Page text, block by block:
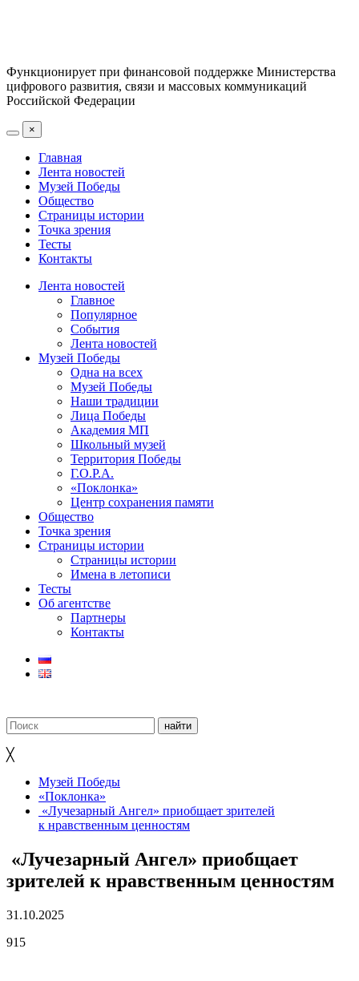
Функционирует при финансовой поддержке Министерства
цифрового развития, связи и массовых коммуникаций
Российской Федерации
×
Главная
Лента новостей
Музей Победы
Общество
Страницы истории
Точка зрения
Тесты
Контакты
Лента новостей
Главное
Популярное
События
Лента новостей
Музей Победы
Одна на всех
Музей Победы
Наши традиции
Лица Победы
Академия МП
Школьный музей
Территория Победы
Г.О.Р.А.
«Поклонка»
Центр сохранения памяти
Общество
Точка зрения
Страницы истории
Страницы истории
Имена в летописи
Тесты
Об агентстве
Партнеры
Контакты
╳
Музей Победы
«Поклонка»
«Лучезарный Ангел» приобщает зрителей
к нравственным ценностям
«Лучезарный Ангел» приобщает
зрителей к нравственным ценностям
31.10.2025
915